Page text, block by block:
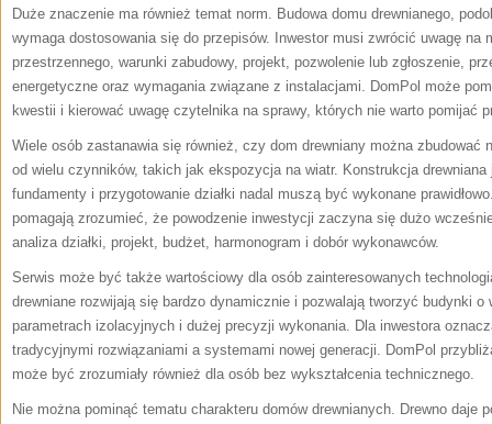
Duże znaczenie ma również temat norm. Budowa domu drewnianego,
wymaga dostosowania się do przepisów. Inwestor musi zwrócić uwagę na
przestrzennego, warunki zabudowy, projekt, pozwolenie lub zgłoszenie,
energetyczne oraz wymagania związane z instalacjami. DomPol może
kwestii i kierować uwagę czytelnika na sprawy, których nie warto pomijać
Wiele osób zastanawia się również, czy dom drewniany można zbudować
od wielu czynników, takich jak ekspozycja na wiatr. Konstrukcja
fundamenty i przygotowanie działki nadal muszą być wykonane
pomagają zrozumieć, że powodzenie inwestycji zaczyna się dużo
analiza działki, projekt, budżet, harmonogram i dobór wykonawców.
Serwis może być także wartościowy dla osób zainteresowanych
drewniane rozwijają się bardzo dynamicznie i pozwalają tworzyć budynki
parametrach izolacyjnych i dużej precyzji wykonania. Dla inwestora
tradycyjnymi rozwiązaniami a systemami nowej generacji. DomPol
może być zrozumiały również dla osób bez wykształcenia technicznego.
Nie można pominąć tematu charakteru domów drewnianych. Drewno daje